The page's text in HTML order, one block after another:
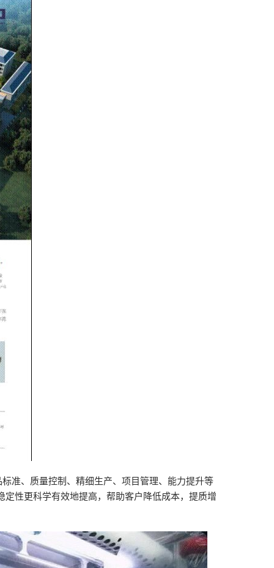
准、质量控制、精细生产、项目管理、能力提升等
性更科学有效地提高，帮助客户降低成本，提质增